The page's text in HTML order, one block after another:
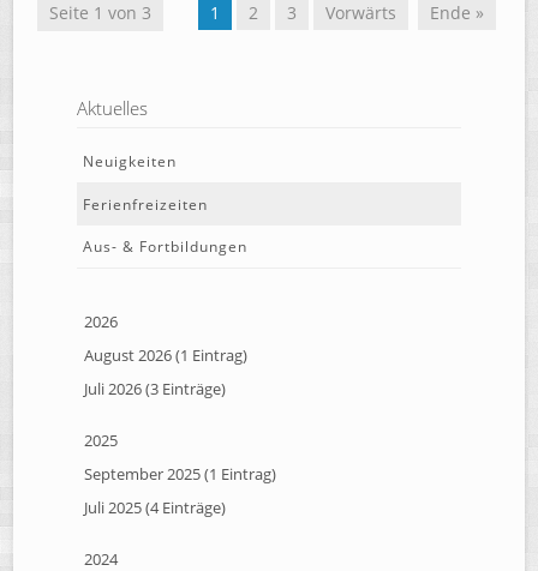
Seite 1 von 3 1 2 3 Vorwärts Ende »
Aktuelles
Neuigkeiten
Ferienfreizeiten
Aus- & Fortbildungen
2026
August 2026 (1 Eintrag)
Juli 2026 (3 Einträge)
2025
September 2025 (1 Eintrag)
Juli 2025 (4 Einträge)
2024